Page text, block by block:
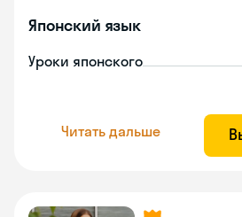
Японский язык
Уроки японского
Читать дальше